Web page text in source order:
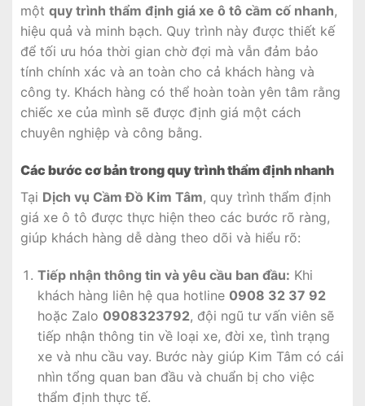
một quy trình thẩm định giá xe ô tô cầm cố nhanh,
hiệu quả và minh bạch. Quy trình này được thiết kế
để tối ưu hóa thời gian chờ đợi mà vẫn đảm bảo
tính chính xác và an toàn cho cả khách hàng và
công ty. Khách hàng có thể hoàn toàn yên tâm rằng
chiếc xe của mình sẽ được định giá một cách
chuyên nghiệp và công bằng.
Các bước cơ bản trong quy trình thẩm định nhanh
Tại Dịch vụ Cầm Đồ Kim Tâm, quy trình thẩm định
giá xe ô tô được thực hiện theo các bước rõ ràng,
giúp khách hàng dễ dàng theo dõi và hiểu rõ:
Tiếp nhận thông tin và yêu cầu ban đầu: Khi
khách hàng liên hệ qua hotline 0908 32 37 92
hoặc Zalo 0908323792, đội ngũ tư vấn viên sẽ
tiếp nhận thông tin về loại xe, đời xe, tình trạng
xe và nhu cầu vay. Bước này giúp Kim Tâm có cái
nhìn tổng quan ban đầu và chuẩn bị cho việc
thẩm định thực tế.